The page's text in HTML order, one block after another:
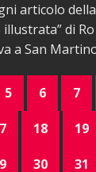
articolo
di
a San
5 6 7
18 19
30 31